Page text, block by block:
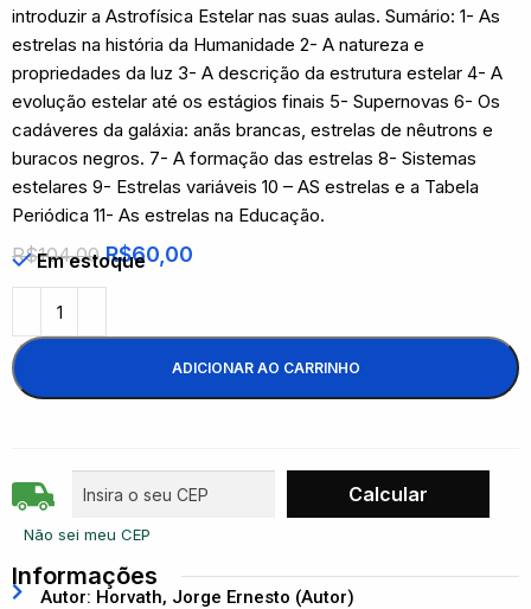
introduzir a Astrofísica Estelar nas suas aulas. Sumário: 1- As
estrelas na história da Humanidade 2- A natureza e
propriedades da luz 3- A descrição da estrutura estelar 4- A
evolução estelar até os estágios finais 5- Supernovas 6- Os
cadáveres da galáxia: anãs brancas, estrelas de nêutrons e
buracos negros. 7- A formação das estrelas 8- Sistemas
estelares 9- Estrelas variáveis 10 – AS estrelas e a Tabela
Periódica 11- As estrelas na Educação.
R$104,00 R$60,00
Em estoque
ADICIONAR AO CARRINHO
Não sei meu CEP
Informações
Autor: Horvath, Jorge Ernesto (Autor)